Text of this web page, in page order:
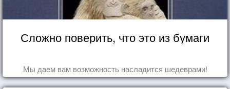
Сложно поверить, что это из бумаги
Мы даем вам возможность насладится шедеврами!